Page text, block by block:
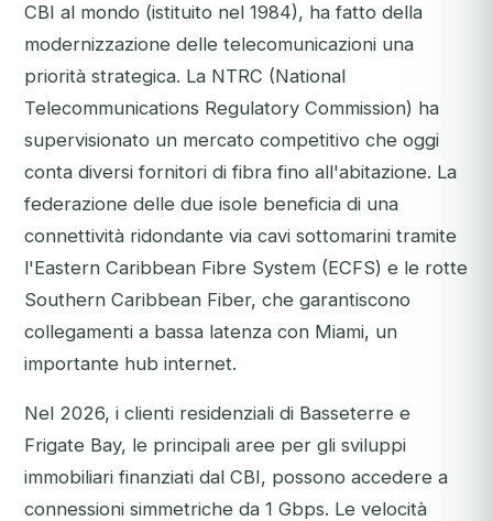
CBI al mondo (istituito nel 1984), ha fatto della
modernizzazione delle telecomunicazioni una
priorità strategica. La NTRC (National
Telecommunications Regulatory Commission) ha
supervisionato un mercato competitivo che oggi
conta diversi fornitori di fibra fino all'abitazione. La
federazione delle due isole beneficia di una
connettività ridondante via cavi sottomarini tramite
l'Eastern Caribbean Fibre System (ECFS) e le rotte
Southern Caribbean Fiber, che garantiscono
collegamenti a bassa latenza con Miami, un
importante hub internet.
Nel 2026, i clienti residenziali di Basseterre e
Frigate Bay, le principali aree per gli sviluppi
immobiliari finanziati dal CBI, possono accedere a
connessioni simmetriche da 1 Gbps. Le velocità